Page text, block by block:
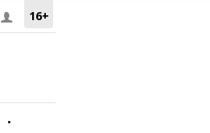
16+